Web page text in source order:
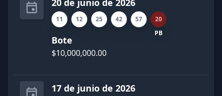
20 de junio de 2026
11 12 25 42
57
PB
20
Bote
$10,000,000.00
17 de junio de 2026